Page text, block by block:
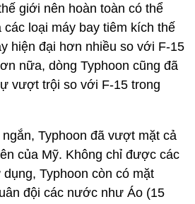
giới nên hoàn toàn có thể
loại máy bay tiêm kích thế
hiện đại hơn nhiều so với F-15
nữa, dòng Typhoon cũng đã
vượt trội so với F-15 trong
Typhoon đã vượt mặt cả
của Mỹ. Không chỉ được các
Typhoon còn có mặt
đội các nước như Áo (15